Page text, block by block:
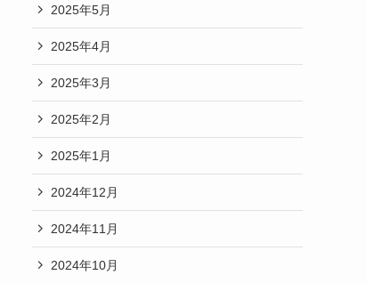
2025年5月
2025年4月
2025年3月
2025年2月
2025年1月
2024年12月
2024年11月
2024年10月